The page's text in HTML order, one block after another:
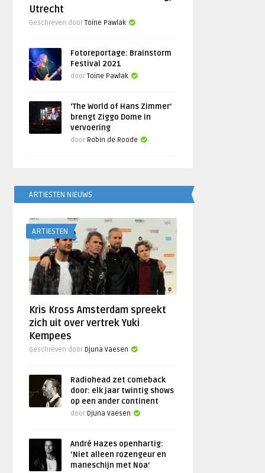
Utrecht
Geschreven doorToine Pawlak
Fotoreportage: Brainstorm
Festival 2021
doorToine Pawlak
‘The World of Hans Zimmer’
brengt Ziggo Dome in
vervoering
door Robin de Roode
ARTIESTEN NIEUWS
ARTIESTEN
Kris Kross Amsterdam spreekt
zich uit over vertrek Yuki
Kempees
Geschreven door Djuna Vaesen
Radiohead zet comeback
door: elk jaar twintig shows
op een ander continent
door Djuna Vaesen
André Hazes openhartig:
‘Niet alleen rozengeur en
maneschijn met Noa’